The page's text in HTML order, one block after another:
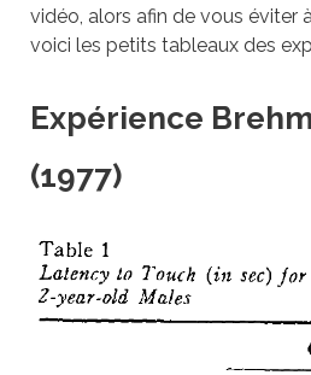
vidéo, alors afin de vous éviter
voici les petits tableaux des
Expérience
(1977)